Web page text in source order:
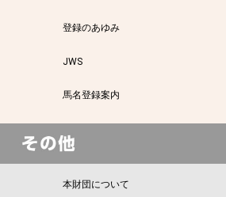
登録のあゆみ
JWS
馬名登録案内
本財団について